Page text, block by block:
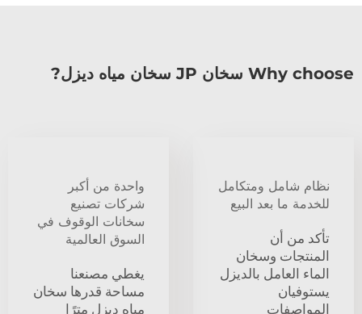
Why choose سخان JP سخان مياه ديزل?
نظام شامل ومتكامل
للخدمة ما بعد البيع
تأكد من أن
المنتجات وسخان
الماء العامل بالديزل
يستوفيان
المواصفات
واحدة من أكبر
شركات تصنيع
سخانات الوقوف في
السوق العالمية
يغطي مصنعنا
مساحة قدرها سخان
مياه ديزل مترًا